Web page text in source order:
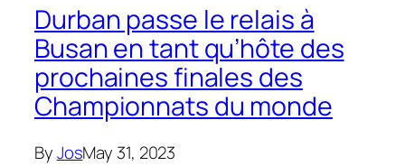
Durban passe le relais à
Busan en tant qu’hôte des
prochaines finales des
Championnats du monde
ByJosMay 31, 2023